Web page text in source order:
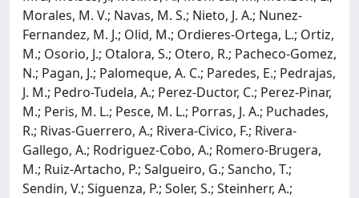
Morales, M. V.; Navas, M. S.; Nieto, J. A.; Nunez-
Fernandez, M. J.; Olid, M.; Ordieres-Ortega, L.; Ortiz,
M.; Osorio, J.; Otalora, S.; Otero, R.; Pacheco-Gomez,
N.; Pagan, J.; Palomeque, A. C.; Paredes, E.; Pedrajas,
J. M.; Pedro-Tudela, A.; Perez-Ductor, C.; Perez-Pinar,
M.; Peris, M. L.; Pesce, M. L.; Porras, J. A.; Puchades,
R.; Rivas-Guerrero, A.; Rivera-Civico, F.; Rivera-
Gallego, A.; Rodriguez-Cobo, A.; Romero-Brugera,
M.; Ruiz-Artacho, P.; Salgueiro, G.; Sancho, T.;
Sendin, V.; Siguenza, P.; Soler, S.; Steinherr, A.;